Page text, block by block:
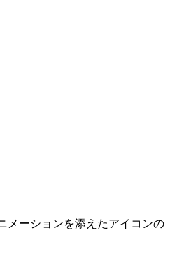
メーションを添えたアイコンの